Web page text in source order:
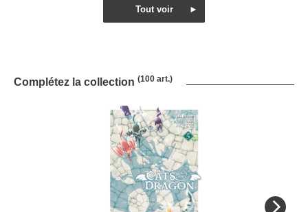
Complétez la collection (100 art.)